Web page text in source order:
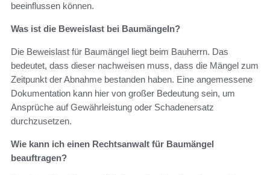
beeinflussen können.
Was ist die Beweislast bei Baumängeln?
Die Beweislast für Baumängel liegt beim Bauherrn. Das
bedeutet, dass dieser nachweisen muss, dass die Mängel zum
Zeitpunkt der Abnahme bestanden haben. Eine angemessene
Dokumentation kann hier von großer Bedeutung sein, um
Ansprüche auf Gewährleistung oder Schadenersatz
durchzusetzen.
Wie kann ich einen Rechtsanwalt für Baumängel
beauftragen?